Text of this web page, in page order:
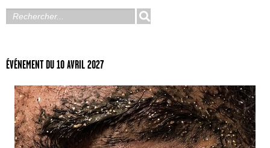
ÉVÉNEMENT DU 10 AVRIL 2027